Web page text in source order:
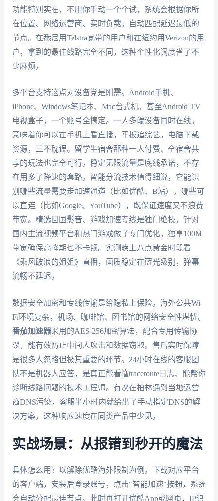
功能特别实在，不用你手动一个个试，系统会根据你所
在位置、网络运营商、实时负载，自动匹配延迟最低的
节点。在悉尼用Telstra宽带的用户和在纽约用Verizon的用
户，拿到的最佳线路完全不同，这种个性化调度省了不
少麻烦。
多平台支持这点对设备党是刚需。Android手机、
iPhone、Windows笔记本、Mac台式机，甚至Android TV
电视盒子，一个账号全搞定。一人多端设备同时在线，
意味着你可以在手机上看直播，平板追综艺，电脑下载
资源，三不耽误。留学生宿舍那种一人付费、全宿舍共
享的玩法也完全可行。稳定无限流量是底线承诺，不存
在用多了降速的套路。智能分流技术值得细说，它能识
别哪些流量需要走加速通道（比如优酷、B站），哪些可
以直连（比如Google、YouTube），既保证速度又不浪费
带宽。精选回国影音、游戏加速专线是独门绝技，针对
国内主流视频平台和热门游戏做了专门优化，独享100M
带宽确保高峰期也不卡顿。实测晚上八点黄金时段看
《乘风破浪的姐姐》直播，画质稳定在蓝光级别，弹幕
流畅不延迟。
数据安全加密和专线传输是给隐私上保险。海外公共Wi-
Fi环境复杂，机场、咖啡馆、图书馆的网络安全性堪忧。
番茄加速器采用的AES-256加密算法，配合专用传输协
议，能有效防止中间人攻击和数据窃取。售后实时保障
是很多人忽略但极其重要的环节。24小时在线的客服团
队不是机器人应答，是真正能看懂traceroute日志、能帮你
诊断线路问题的技术工程师。有次在柏林遇到当地运营
商DNS污染，客服半小时内就给出了手动指定DNS的解
决方案，这种响应速度在同类产品中少见。
实战场景：从报错到秒开的魔法
具体怎么用？以解除优酷海外限制为例。下载对应平台
的客户端，安装后登录账号，点击"智能加速"按钮，系统
会自动分配最佳节点。此时再打开优酷App或网页，IP识